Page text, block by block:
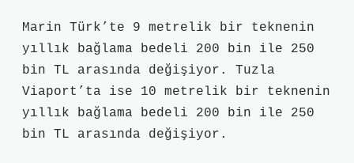
Marin Türk’te 9 metrelik bir teknenin
yıllık bağlama bedeli 200 bin ile 250
bin TL arasında değişiyor. Tuzla
Viaport’ta ise 10 metrelik bir teknenin
yıllık bağlama bedeli 200 bin ile 250
bin TL arasında değişiyor.